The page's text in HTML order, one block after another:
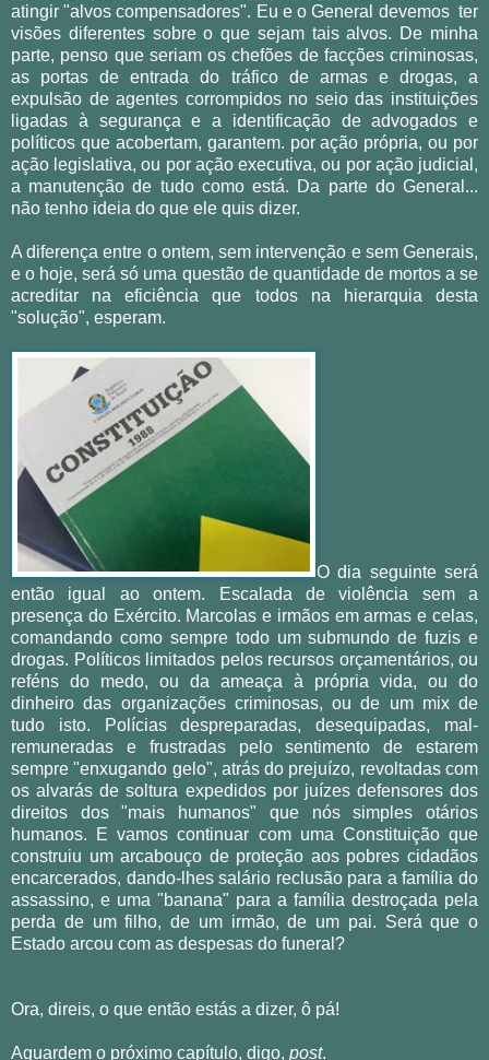
atingir "alvos compensadores". Eu e o General devemos ter
visões diferentes sobre o que sejam tais alvos. De minha
parte, penso que seriam os chefões de facções criminosas,
as portas de entrada do tráfico de armas e drogas, a
expulsão de agentes corrompidos no seio das instituições
ligadas à segurança e a identificação de advogados e
políticos que acobertam, garantem. por ação própria, ou por
ação legislativa, ou por ação executiva, ou por ação judicial,
a manutenção de tudo como está. Da parte do General...
não tenho ideia do que ele quis dizer.
A diferença entre o ontem, sem intervenção e sem Generais,
e o hoje, será só uma questão de quantidade de mortos a se
acreditar na eficiência que todos na hierarquia desta
"solução", esperam.
O dia seguinte será
então igual ao ontem. Escalada de violência sem a
presença do Exército. Marcolas e irmãos em armas e celas,
comandando como sempre todo um submundo de fuzis e
drogas. Políticos limitados pelos recursos orçamentários, ou
reféns do medo, ou da ameaça à própria vida, ou do
dinheiro das organizações criminosas, ou de um mix de
tudo isto. Polícias despreparadas, desequipadas, mal-
remuneradas e frustradas pelo sentimento de estarem
sempre "enxugando gelo", atrás do prejuízo, revoltadas com
os alvarás de soltura expedidos por juízes defensores dos
direitos dos "mais humanos" que nós simples otários
humanos. E vamos continuar com uma Constituição que
construiu um arcabouço de proteção aos pobres cidadãos
encarcerados, dando-lhes salário reclusão para a família do
assassino, e uma "banana" para a família destroçada pela
perda de um filho, de um irmão, de um pai. Será que o
Estado arcou com as despesas do funeral?
Ora, direis, o que então estás a dizer, ô pá!
Aguardem o próximo capítulo, digo, post.